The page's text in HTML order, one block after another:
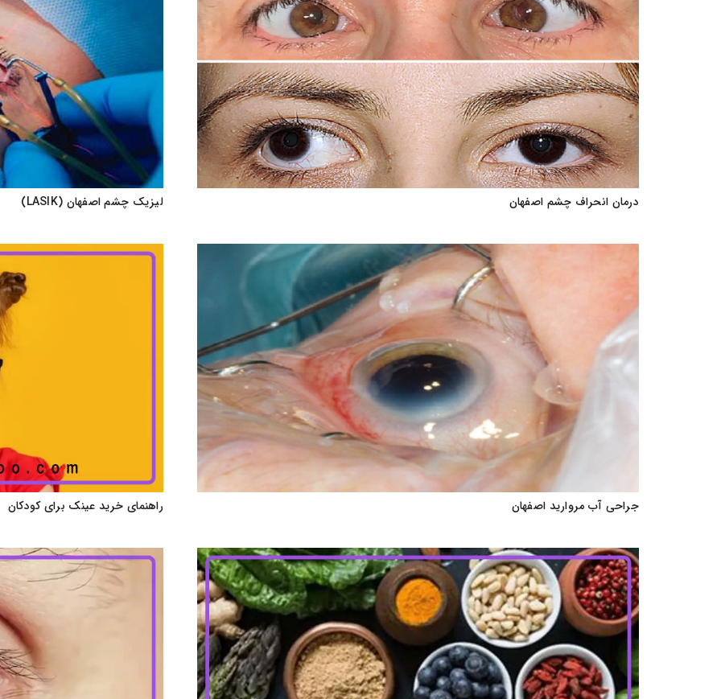
درمان انحراف چشم اصفهان لیزیک چشم اصفهان (LASIK)
جراحی آب مروارید اصفهان راهنمای خرید عینک برای کودکان